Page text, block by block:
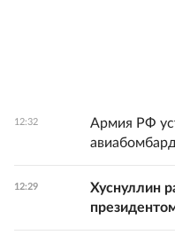
12:32
Армия РФ
12:29
Хуснуллин